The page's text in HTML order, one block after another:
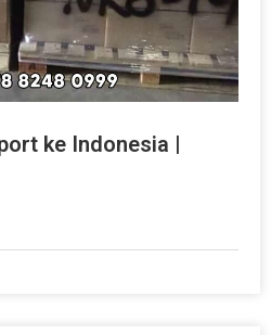
ke Indonesia |